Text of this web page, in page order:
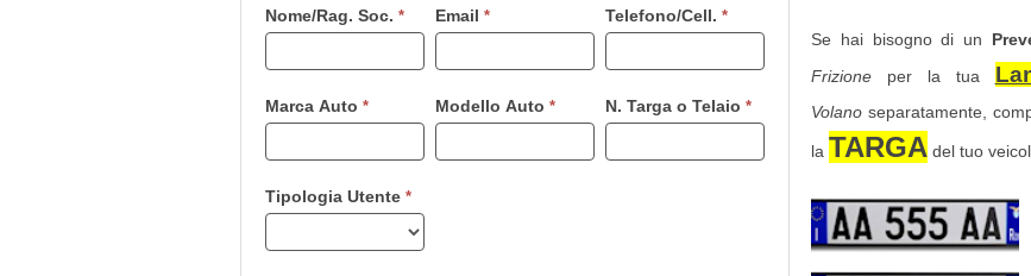
Nome/Rag. Soc. * Email * Telefono/Cell. *
Marca Auto * Modello Auto * N. Targa o Telaio *
Tipologia Utente *
Se
sei
un
umano,
questo
campo
vuoto.
Se hai bisogno di un
Frizione per la tua
Volanoseparatamente,
la TARGA del tuo